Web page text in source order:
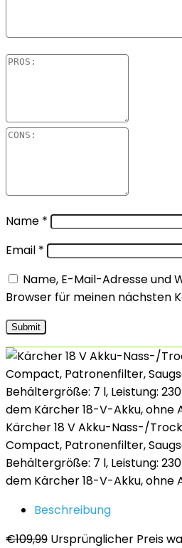
Name *
Email *
Name, E-Mail-Adresse und
Browser für meinen nächsten
Kärcher 18 V Akku-Nass-/
Compact, Patronenfilter,
Behältergröße: 7 l, Leistung:
dem Kärcher 18-V-Akku, ohne
Beschreibung
€109,99 Ursprünglicher Preis